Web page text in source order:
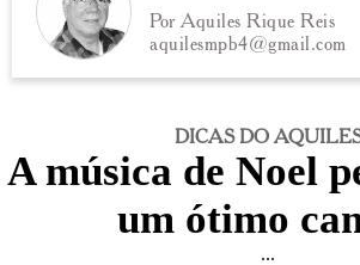
Por Aquiles Rique Reis
aquilesmpb4@gmail.com
DICAS DO
A música de Noel
um ótimo
...